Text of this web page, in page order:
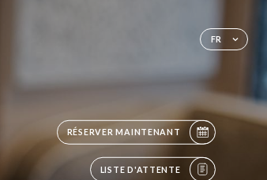
FR
RÉSERVER MAINTENANT
LISTE D'ATTENTE